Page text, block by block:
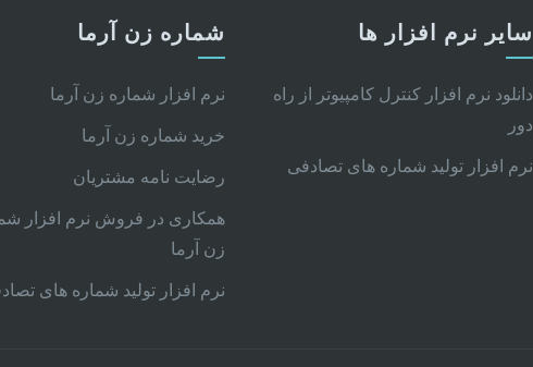
سایر نرم افزار ها
دانلود نرم افزار کنترل کامپیوتر از راه
دور
نرم افزار تولید شماره های تصادفی
شماره زن آرما
نرم افزار شماره زن آرما
خرید شماره زن آرما
رضایت نامه مشتریان
همکاری در فروش نرم افزار
زن آرما
نرم افزار تولید شماره های